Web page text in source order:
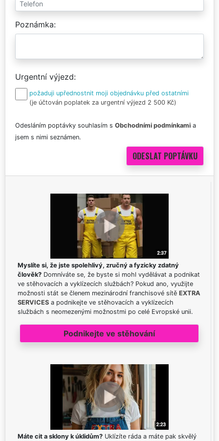
Poznámka
Urgentní výjezd
požaduji upřednostnit moji objednávku před ostatními
(je účtován poplatek za urgentní výjezd 2 500 Kč)
Odesláním poptávky souhlasím s Obchodními podmínkami a
jsem s nimi seznámen.
Myslíte si, že jste spolehlivý, zručný a fyzicky zdatný
člověk? Domníváte se, že byste si mohl vydělávat a podnikat
ve stěhovacích a vyklízecích službách? Pokud ano, využijte
možnosti stát se členem mezinárodní franchisové sítě EXTRA
SERVICES a podnikejte ve stěhovacích a vyklízecích
službách s neomezenými možnostmi po celé Evropské unii.
Podnikejte ve stěhování
Máte cit a sklony k úklidům? Uklízíte ráda a máte pak skvělý